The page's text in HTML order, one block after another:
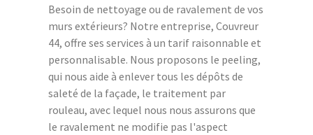
Besoin de nettoyage ou de ravalement de vos
murs extérieurs? Notre entreprise, Couvreur
44, offre ses services à un tarif raisonnable et
personnalisable. Nous proposons le peeling,
qui nous aide à enlever tous les dépôts de
saleté de la façade, le traitement par
rouleau, avec lequel nous nous assurons que
le ravalement ne modifie pas l'aspect